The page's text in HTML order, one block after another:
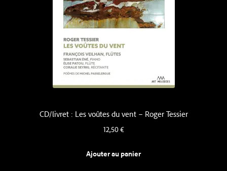
CD/livret : Les voûtes du vent – Roger Tessier
12,50€
Ajouter au panier